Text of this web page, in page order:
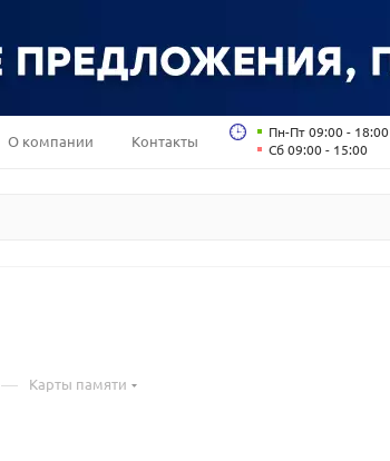
О компании Контакты
Пн-Пт 09:00 - 18:00
Сб 09:00 - 15:00
— Карты памяти